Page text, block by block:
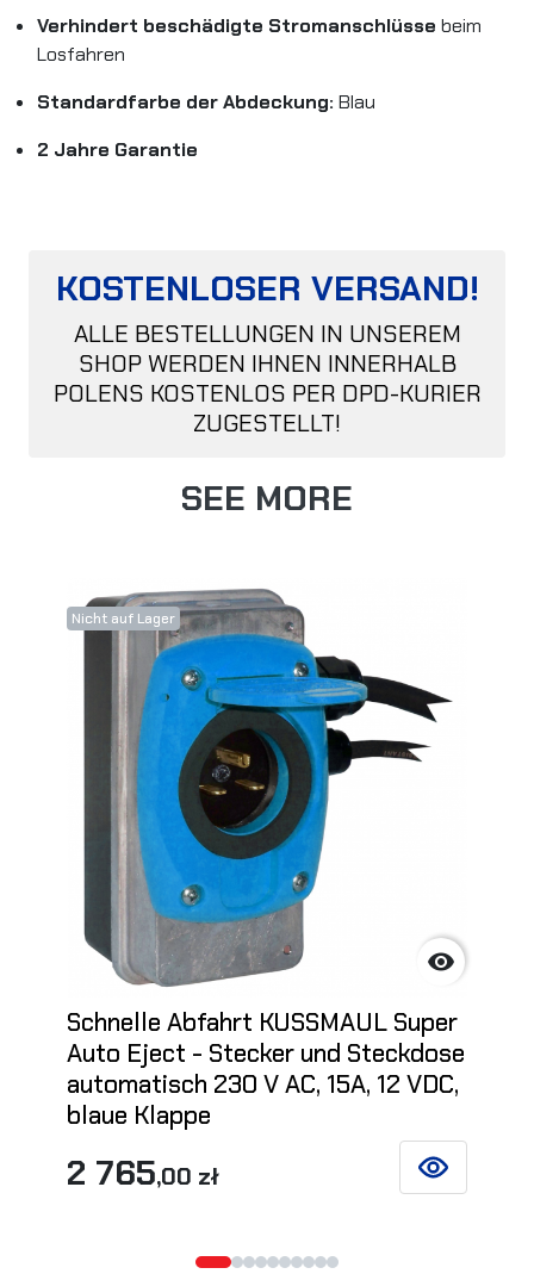
Verhindert beschädigte Stromanschlüsse beim
Losfahren
Standardfarbe der Abdeckung: Blau
2 Jahre Garantie
KOSTENLOSER VERSAND!
ALLE BESTELLUNGEN IN UNSEREM
SHOP WERDEN IHNEN INNERHALB
POLENS KOSTENLOS PER DPD-KURIER
ZUGESTELLT!
SEE MORE
Nicht auf Lager

Schnelle Abfahrt KUSSMAUL Super
Auto Eject - Stecker und Steckdose
automatisch 230 V AC, 15A, 12 VDC,
blaue Klappe
2 765,00 zł SIEHE